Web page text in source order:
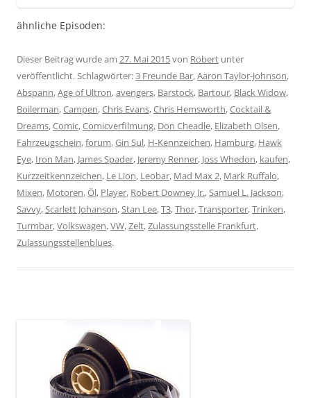
ähnliche Episoden:
Dieser Beitrag wurde am 27. Mai 2015von Robert unter
veröffentlicht. Schlagwörter:3 Freunde Bar,Aaron Taylor-Johnson,
Abspann,Age of Ultron,avengers, Barstock, Bartour, Black Widow,
Boilerman,Campen,Chris Evans,Chris Hemsworth,Cocktail &
Dreams,Comic,Comicverfilmung, Don Cheadle, Elizabeth Olsen,
Fahrzeugschein,forum,Gin Sul, H-Kennzeichen, Hamburg, Hawk
Eye, Iron Man, James Spader, Jeremy Renner, Joss Whedon, kaufen,
Kurzzeitkennzeichen, Le Lion, Leobar, Mad Max 2, Mark Ruffalo,
Mixen, Motoren,Öl, Player, Robert Downey Jr.,Samuel L. Jackson,
Savvy,Scarlett Johanson,Stan Lee,T3,Thor,Transporter,Trinken,
Turmbar,Volkswagen,VW,Zelt,Zulassungsstelle Frankfurt,
Zulassungsstellenblues.